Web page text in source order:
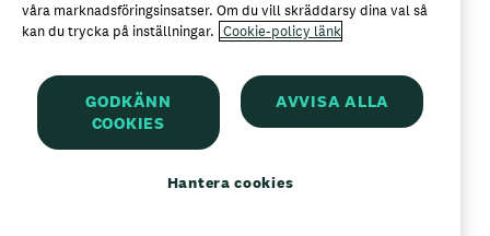
Här kan du köpa Garant
Garant är ett registrerat varumärke för
våra marknadsföringsinsatser. Om du vill skräddarsy dina val så
kan du trycka på inställningar. Cookie-policy länk
GODKÄNN
COOKIES
AVVISA ALLA
Hantera cookies